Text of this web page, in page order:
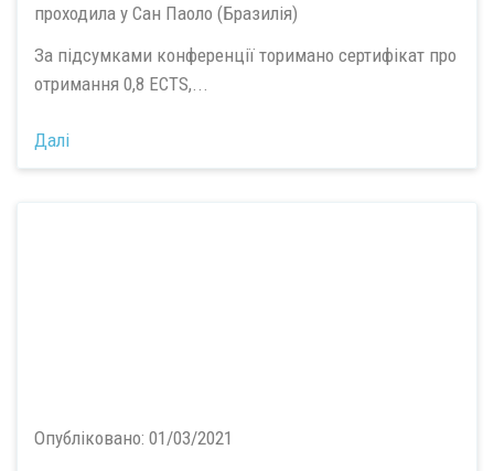
проходила у Сан Паоло (Бразилія)
За підсумками конференції торимано сертифікат про
отримання 0,8 ECTS,...
Далі
Опубліковано: 01/03/2021